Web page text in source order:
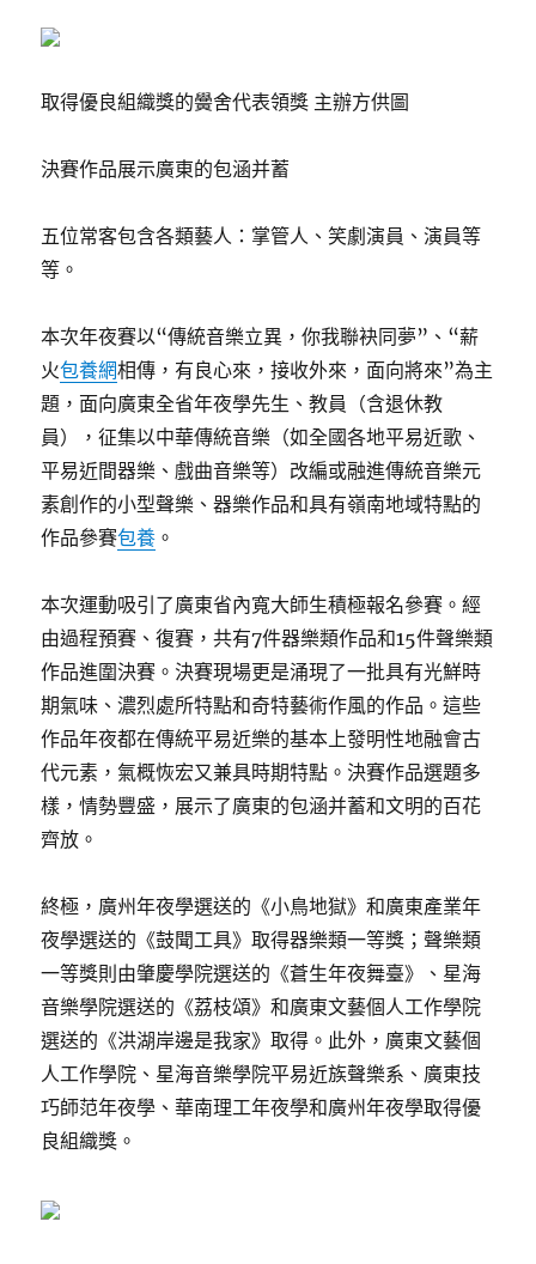
取得優良組織獎的黌舍代表領獎 主辦方供圖
決賽作品展示廣東的包涵并蓄
五位常客包含各類藝人：掌管人、笑劇演員、演員等
等。
本次年夜賽以“傳統音樂立異，你我聯袂同夢”、“薪
火包養網相傳，有良心來，接收外來，面向將來”為主
題，面向廣東全省年夜學先生、教員（含退休教
員），征集以中華傳統音樂（如全國各地平易近歌、
平易近間器樂、戲曲音樂等）改編或融進傳統音樂元
素創作的小型聲樂、器樂作品和具有嶺南地域特點的
作品參賽包養 。
本次運動吸引了廣東省內寬大師生積極報名參賽。經
由過程預賽、復賽，共有7件器樂類作品和15件聲樂類
作品進圍決賽。決賽現場更是涌現了一批具有光鮮時
期氣味、濃烈處所特點和奇特藝術作風的作品。這些
作品年夜都在傳統平易近樂的基本上發明性地融會古
代元素，氣概恢宏又兼具時期特點。決賽作品選題多
樣，情勢豐盛，展示了廣東的包涵并蓄和文明的百花
齊放。
終極，廣州年夜學選送的《小鳥地獄》和廣東產業年
夜學選送的《鼓聞工具》取得器樂類一等獎；聲樂類
一等獎則由肇慶學院選送的《蒼生年夜舞臺》、星海
音樂學院選送的《荔枝頌》和廣東文藝個人工作學院
選送的《洪湖岸邊是我家》取得。此外，廣東文藝個
人工作學院、星海音樂學院平易近族聲樂系、廣東技
巧師范年夜學、華南理工年夜學和廣州年夜學取得優
良組織獎。